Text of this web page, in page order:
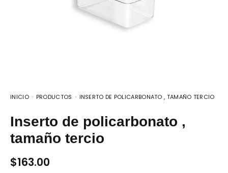
INICIO PRODUCTOS INSERTO DE POLICARBONATO , TAMAÑO TERCIO
Inserto de policarbonato ,
tamaño tercio
$163.00